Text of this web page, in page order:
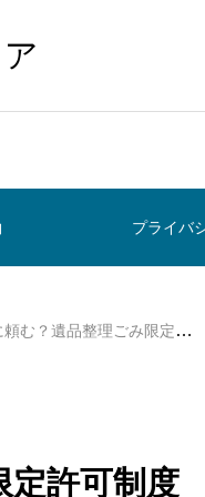
プライバ
整理ごみ限定許可制度と業者選び
定許可制度